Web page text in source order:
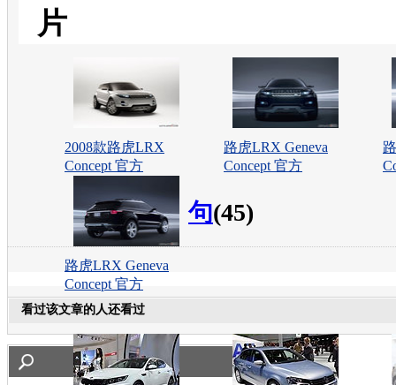
片
2008款路虎LRX
Concept 官方
路虎LRX Geneva
Concept 官方
路虎LRX Geneva
Concept 官方
句(45)
看过该文章的人还看过